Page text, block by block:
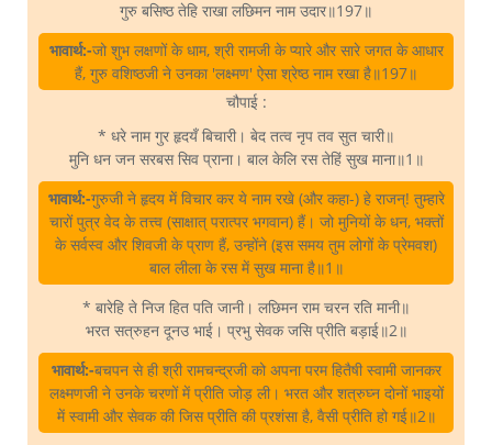
गुरु बसिष्‍ठ तेहि राखा लछिमन नाम उदार॥197॥
भावार्थ:-जो शुभ लक्षणों के धाम, श्री रामजी के प्यारे और सारे जगत के आधार
हैं, गुरु वशिष्‍ठजी ने उनका 'लक्ष्मण' ऐसा श्रेष्‍ठ नाम रखा है॥197॥
चौपाई :
* धरे नाम गुर हृदयँ बिचारी। बेद तत्व नृप तव सुत चारी॥
मुनि धन जन सरबस सिव प्राना। बाल केलि रस तेहिं सुख माना॥1॥
भावार्थ:-गुरुजी ने हृदय में विचार कर ये नाम रखे (और कहा-) हे राजन्‌! तुम्हारे
चारों पुत्र वेद के तत्त्व (साक्षात्‌ परात्पर भगवान) हैं। जो मुनियों के धन, भक्तों
के सर्वस्व और शिवजी के प्राण हैं, उन्होंने (इस समय तुम लोगों के प्रेमवश)
बाल लीला के रस में सुख माना है॥1॥
* बारेहि ते निज हित पति जानी। लछिमन राम चरन रति मानी॥
भरत सत्रुहन दूनउ भाई। प्रभु सेवक जसि प्रीति बड़ाई॥2॥
भावार्थ:-बचपन से ही श्री रामचन्द्रजी को अपना परम हितैषी स्वामी जानकर
लक्ष्मणजी ने उनके चरणों में प्रीति जोड़ ली। भरत और शत्रुघ्न दोनों भाइयों
में स्वामी और सेवक की जिस प्रीति की प्रशंसा है, वैसी प्रीति हो गई॥2॥